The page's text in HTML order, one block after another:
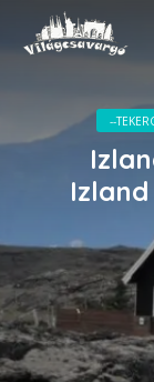
--